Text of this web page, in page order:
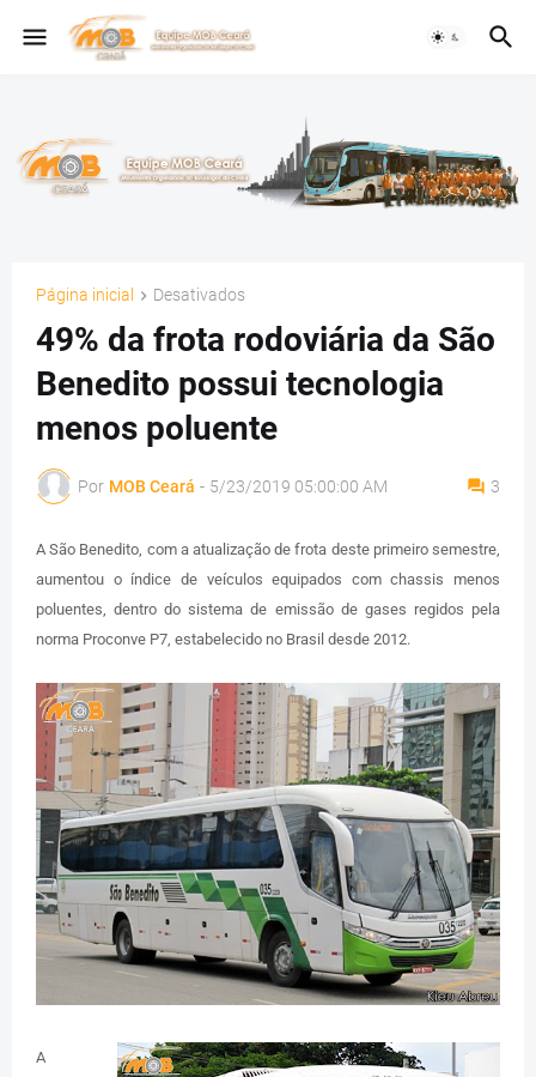
Página inicial Desativados
49% da frota rodoviária da São
Benedito possui tecnologia
menos poluente
Por MOB Ceará - 5/23/2019 05:00:00 AM 3
A São Benedito, com a atualização de frota deste primeiro semestre,
aumentou o índice de veículos equipados com chassis menos
poluentes, dentro do sistema de emissão de gases regidos pela
norma Proconve P7, estabelecido no Brasil desde 2012.
A